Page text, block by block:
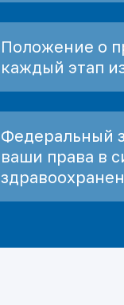
Положение о
каждый этап
Федеральный
ваши права в